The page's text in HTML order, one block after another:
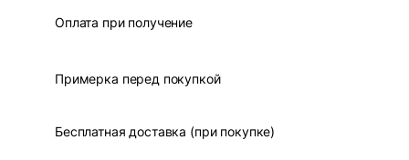
Оплата при получение
Примерка перед покупкой
Бесплатная доставка (при покупке)